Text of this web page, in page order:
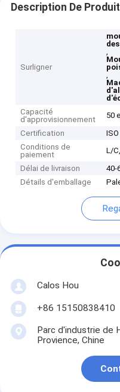
Description De Produit
Surligner
,
,
Capacité
d'approvisionnement
50
Certification
Conditions de
paiement
L/
Délai de livraison
40-
Détails d'emballage
Calos Hou
+86 15150838410
Parc d'industrie de
Provience, Chine